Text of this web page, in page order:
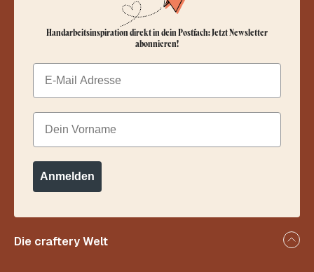
Die craftery Welt
Handarbeitsinspiration direkt in dein Postfach: Jetzt Newsletter
abonnieren!
Email
Dein Vorname
Anmelden